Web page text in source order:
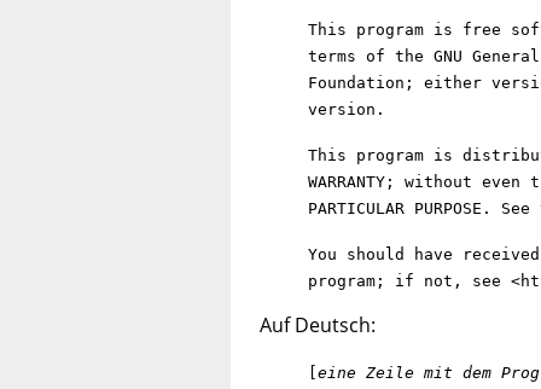
This program is free
terms of the GNU
Foundation; either
version.
This program is
WARRANTY; without even
PARTICULAR
You should have
program; if not, see
Auf Deutsch:
eine Zeile mit dem